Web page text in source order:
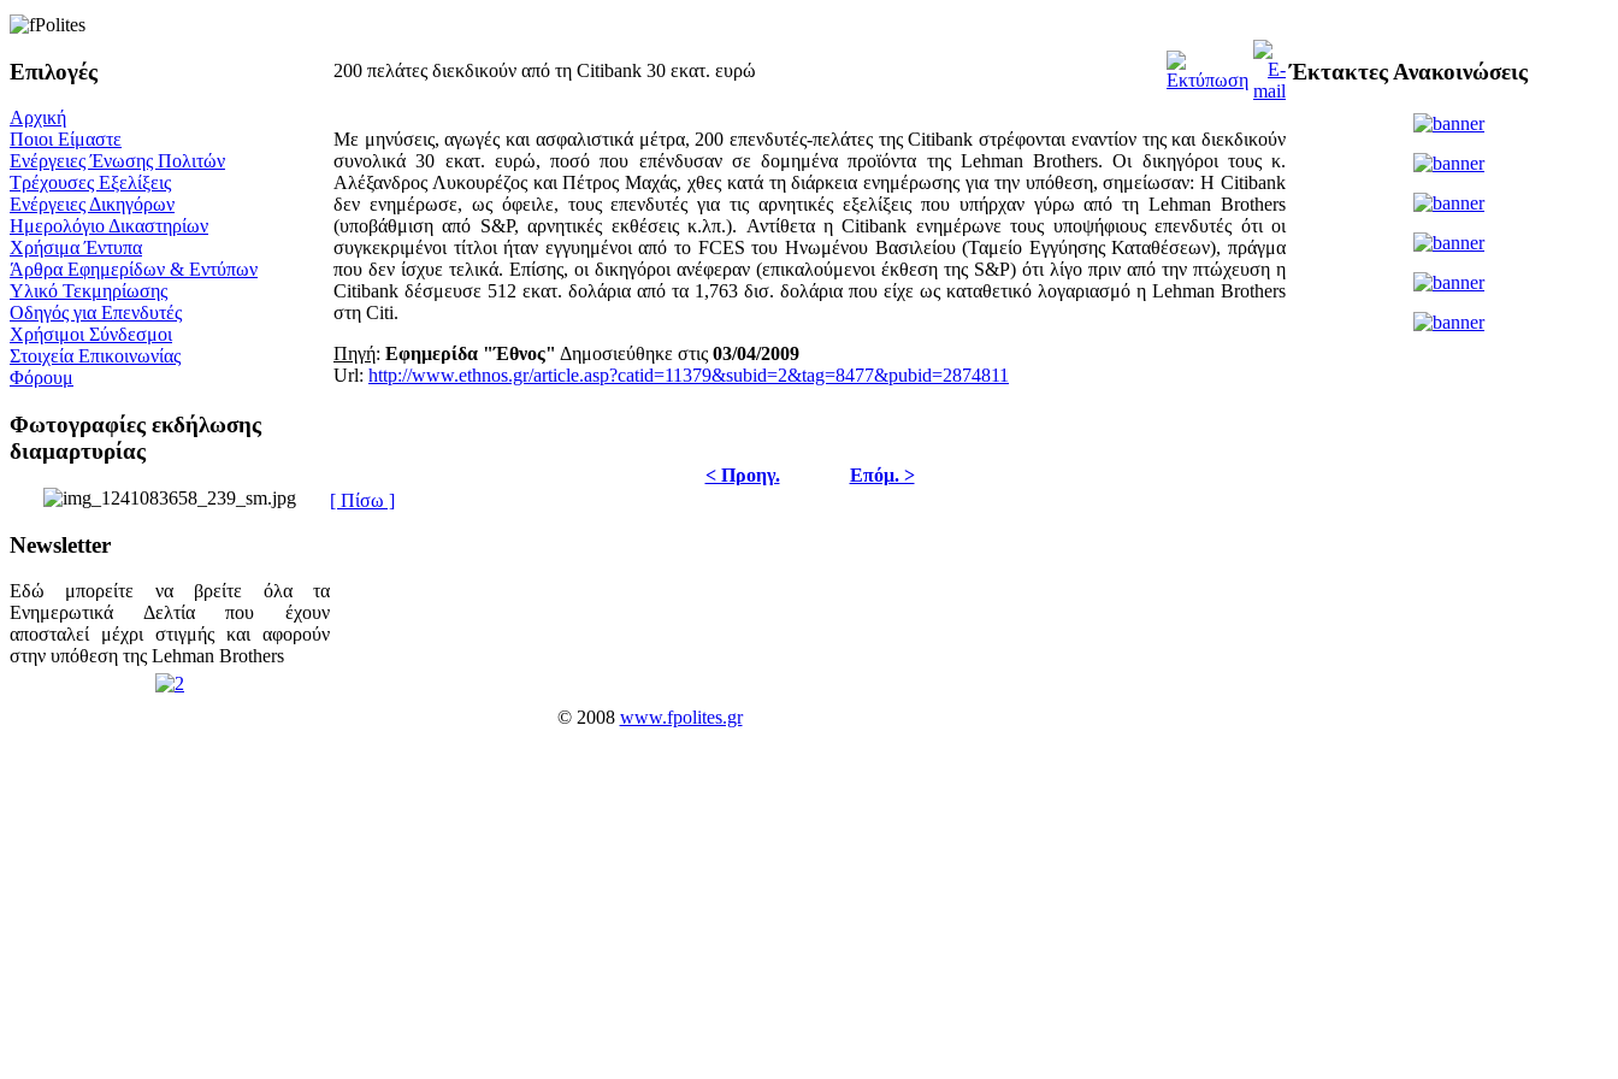
Επιλογές
Αρχική
Ποιοι Είμαστε
Ενέργειες Ένωσης Πολιτών
Τρέχουσες Εξελίξεις
Ενέργειες Δικηγόρων
Ημερολόγιο Δικαστηρίων
Χρήσιμα Έντυπα
Άρθρα Εφημερίδων & Εντύπων
Υλικό Τεκμηρίωσης
Οδηγός για Επενδυτές
Χρήσιμοι Σύνδεσμοι
Στοιχεία Επικοινωνίας
Φόρουμ
Φωτογραφίες εκδήλωσης
διαμαρτυρίας
Newsletter
Εδώ μπορείτε να βρείτε όλα τα
Ενημερωτικά Δελτία που έχουν
αποσταλεί μέχρι στιγμής και αφορούν
στην υπόθεση της Lehman Brothers
200 πελάτες διεκδικούν από τη Citibank 30 εκατ. ευρώ
Με μηνύσεις, αγωγές και ασφαλιστικά μέτρα, 200 επενδυτές-πελάτες της Citibank στρέφονται εναντίον της και διεκδικούν
συνολικά 30 εκατ. ευρώ, ποσό που επένδυσαν σε δομημένα προϊόντα της Lehman Brothers. Οι δικηγόροι τους κ.
Αλέξανδρος Λυκουρέζος και Πέτρος Μαχάς, χθες κατά τη διάρκεια ενημέρωσης για την υπόθεση, σημείωσαν: Η Citibank
δεν ενημέρωσε, ως όφειλε, τους επενδυτές για τις αρνητικές εξελίξεις που υπήρχαν γύρω από τη Lehman Brothers
(υποβάθμιση από S&P, αρνητικές εκθέσεις κ.λπ.). Αντίθετα η Citibank ενημέρωνε τους υποψήφιους επενδυτές ότι οι
συγκεκριμένοι τίτλοι ήταν εγγυημένοι από το FCES του Ηνωμένου Βασιλείου (Ταμείο Εγγύησης Καταθέσεων), πράγμα
που δεν ίσχυε τελικά. Επίσης, οι δικηγόροι ανέφεραν (επικαλούμενοι έκθεση της S&P) ότι λίγο πριν από την πτώχευση η
Citibank δέσμευσε 512 εκατ. δολάρια από τα 1,763 δισ. δολάρια που είχε ως καταθετικό λογαριασμό η Lehman Brothers
στη Citi.
Πηγή: Εφημερίδα "Έθνος" Δημοσιεύθηκε στις 03/04/2009
Url: http://www.ethnos.gr/article.asp?catid=11379&subid=2&tag=8477&pubid=2874811
< Προηγ.
Επόμ. >
[ Πίσω ]
Έκτακτες Ανακοινώσεις
© 2008 www.fpolites.gr